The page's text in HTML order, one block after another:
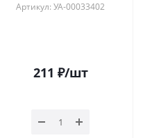
Артикул: УА-00033402
211 ₽/шт